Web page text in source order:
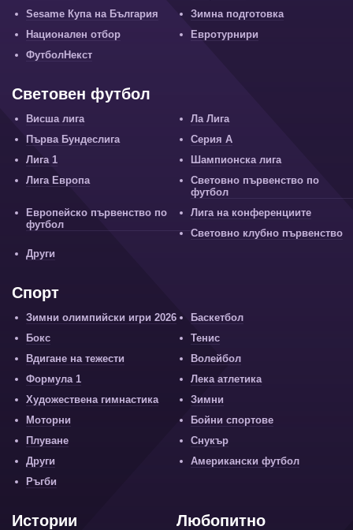
Sesame Купа на България
Зимна подготовка
Национален отбор
Евротурнири
ФутболНекст
Световен футбол
Висша лига
Ла Лига
Първа Бундеслига
Серия А
Лига 1
Шампионска лига
Лига Европа
Световно първенство по
футбол
Европейско първенство по
футбол
Лига на конференциите
Световно клубно първенство
Други
Спорт
Зимни олимпийски игри 2026
Баскетбол
Бокс
Тенис
Вдигане на тежести
Волейбол
Формула 1
Лека атлетика
Художествена гимнастика
Зимни
Моторни
Бойни спортове
Плуване
Снукър
Други
Американски футбол
Ръгби
Любопитно
Истории